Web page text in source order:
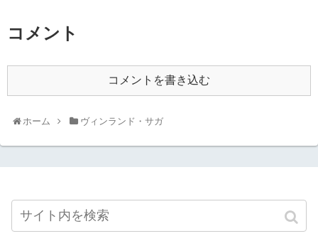
コメント
コメントを書き込む
ホーム ヴィンランド・サガ